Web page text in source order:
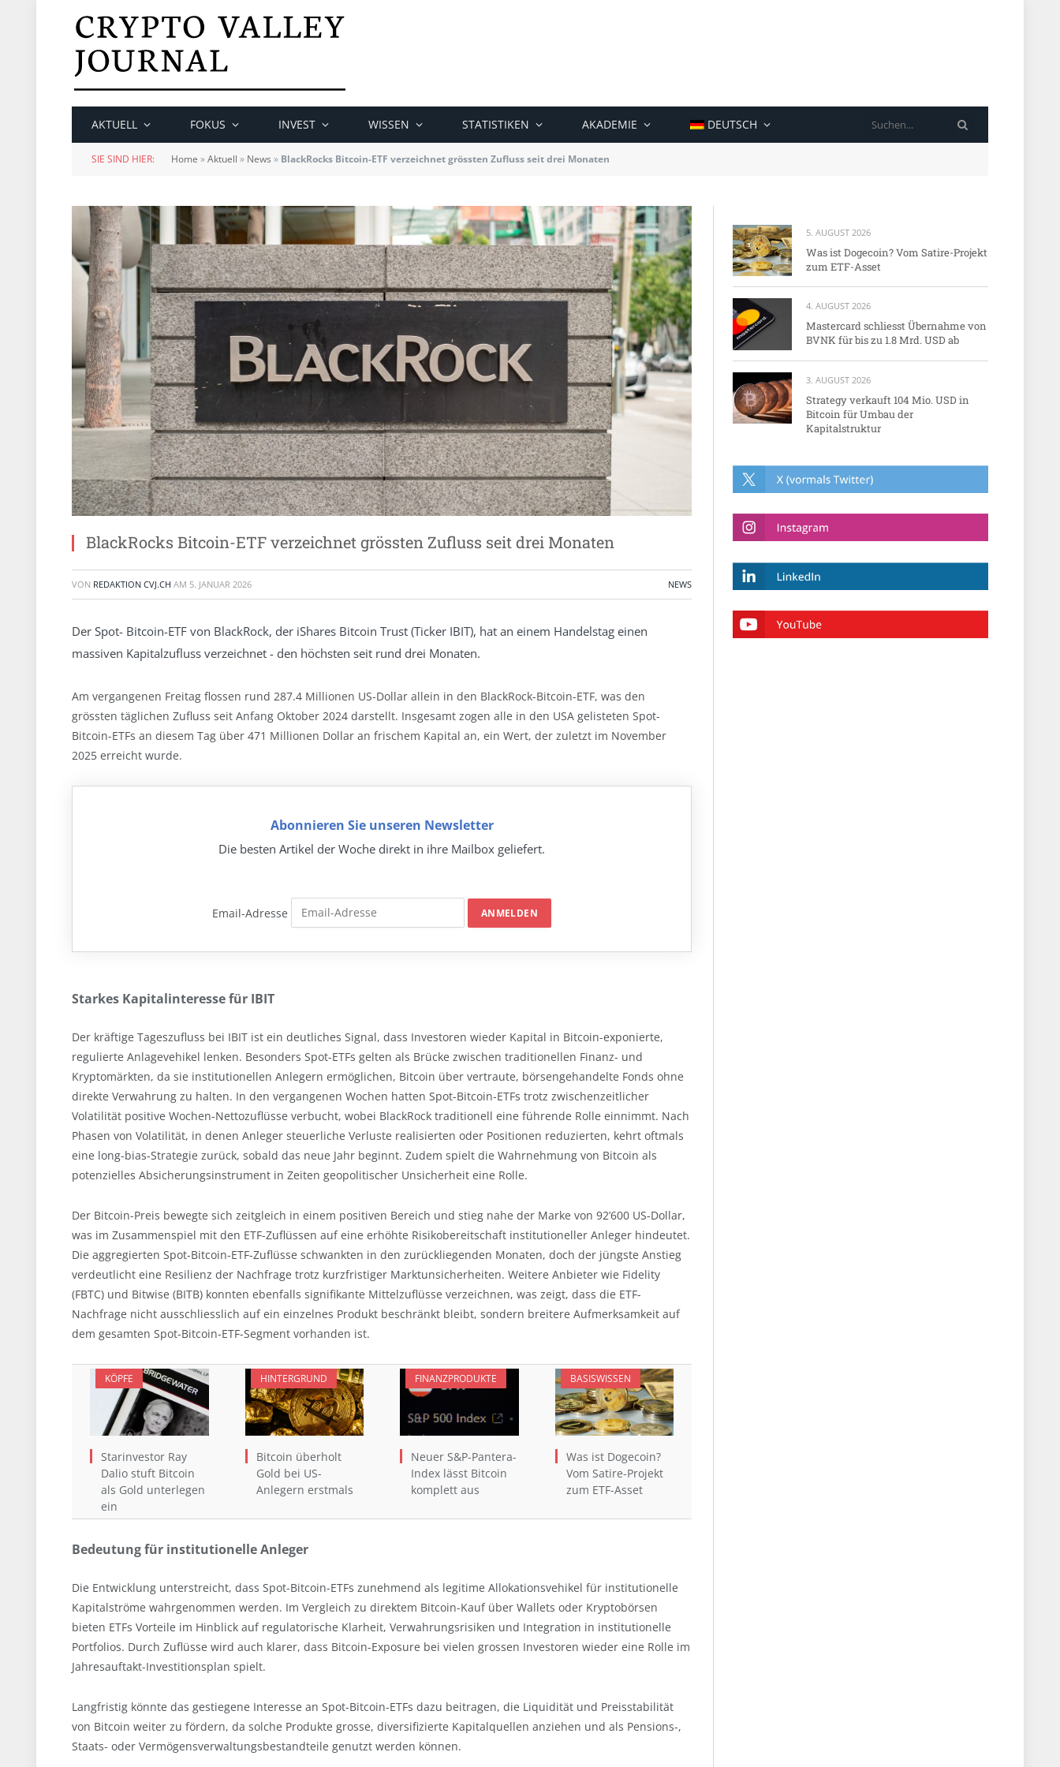
AKTUELL FOKUS INVEST WISSEN STATISTIKEN AKADEMIE DEUTSCH
SIE SIND HIER: Home »Aktuell » News » BlackRocks Bitcoin-ETF verzeichnet grössten Zufluss seit drei Monaten
BlackRocks Bitcoin-ETF verzeichnet grössten Zufluss seit drei Monaten
VON REDAKTION CVJ.CH AM 5. JANUAR 2026 NEWS
Der Spot- Bitcoin-ETF von BlackRock, der iShares Bitcoin Trust (Ticker IBIT), hat an einem Handelstag einen
massiven Kapitalzufluss verzeichnet - den höchsten seit rund drei Monaten.
Am vergangenen Freitag flossen rund 287.4 Millionen US-Dollar allein in den BlackRock-Bitcoin-ETF, was den
grössten täglichen Zufluss seit Anfang Oktober 2024 darstellt. Insgesamt zogen alle in den USA gelisteten Spot-
Bitcoin-ETFs an diesem Tag über 471 Millionen Dollar an frischem Kapital an, ein Wert, der zuletzt im November
2025 erreicht wurde.
Abonnieren Sie unseren Newsletter
Die besten Artikel der Woche direkt in ihre Mailbox geliefert.
Email-Adresse
Starkes Kapitalinteresse für IBIT
Der kräftige Tageszufluss bei IBIT ist ein deutliches Signal, dass Investoren wieder Kapital in Bitcoin-exponierte,
regulierte Anlagevehikel lenken. Besonders Spot-ETFs gelten als Brücke zwischen traditionellen Finanz- und
Kryptomärkten, da sie institutionellen Anlegern ermöglichen, Bitcoin über vertraute, börsengehandelte Fonds ohne
direkte Verwahrung zu halten. In den vergangenen Wochen hatten Spot-Bitcoin-ETFs trotz zwischenzeitlicher
Volatilität positive Wochen-Nettozuflüsse verbucht, wobei BlackRock traditionell eine führende Rolle einnimmt. Nach
Phasen von Volatilität, in denen Anleger steuerliche Verluste realisierten oder Positionen reduzierten, kehrt oftmals
eine long-bias-Strategie zurück, sobald das neue Jahr beginnt. Zudem spielt die Wahrnehmung von Bitcoin als
potenzielles Absicherungsinstrument in Zeiten geopolitischer Unsicherheit eine Rolle.
Der Bitcoin-Preis bewegte sich zeitgleich in einem positiven Bereich und stieg nahe der Marke von 92’600 US-Dollar,
was im Zusammenspiel mit den ETF-Zuflüssen auf eine erhöhte Risikobereitschaft institutioneller Anleger hindeutet.
Die aggregierten Spot-Bitcoin-ETF-Zuflüsse schwankten in den zurückliegenden Monaten, doch der jüngste Anstieg
verdeutlicht eine Resilienz der Nachfrage trotz kurzfristiger Marktunsicherheiten. Weitere Anbieter wie Fidelity
(FBTC) und Bitwise (BITB) konnten ebenfalls signifikante Mittelzuflüsse verzeichnen, was zeigt, dass die ETF-
Nachfrage nicht ausschliesslich auf ein einzelnes Produkt beschränkt bleibt, sondern breitere Aufmerksamkeit auf
dem gesamten Spot-Bitcoin-ETF-Segment vorhanden ist.
KÖPFE
Starinvestor Ray
Dalio stuft Bitcoin
als Gold unterlegen
ein
HINTERGRUND
Bitcoin überholt
Gold bei US-
Anlegern erstmals
FINANZPRODUKTE
Neuer S&P-Pantera-
Index lässt Bitcoin
komplett aus
BASISWISSEN
Was ist Dogecoin?
Vom Satire-Projekt
zum ETF-Asset
Bedeutung für institutionelle Anleger
Die Entwicklung unterstreicht, dass Spot-Bitcoin-ETFs zunehmend als legitime Allokationsvehikel für institutionelle
Kapitalströme wahrgenommen werden. Im Vergleich zu direktem Bitcoin-Kauf über Wallets oder Kryptobörsen
bieten ETFs Vorteile im Hinblick auf regulatorische Klarheit, Verwahrungsrisiken und Integration in institutionelle
Portfolios. Durch Zuflüsse wird auch klarer, dass Bitcoin-Exposure bei vielen grossen Investoren wieder eine Rolle im
Jahresauftakt-Investitionsplan spielt.
Langfristig könnte das gestiegene Interesse an Spot-Bitcoin-ETFs dazu beitragen, die Liquidität und Preisstabilität
von Bitcoin weiter zu fördern, da solche Produkte grosse, diversifizierte Kapitalquellen anziehen und als Pensions-,
Staats- oder Vermögensverwaltungsbestandteile genutzt werden können.
5. AUGUST 2026
Was ist Dogecoin? Vom Satire-Projekt
zum ETF-Asset
4. AUGUST 2026
Mastercard schliesst Übernahme von
BVNK für bis zu 1.8 Mrd. USD ab
3. AUGUST 2026
Strategy verkauft 104 Mio. USD in
Bitcoin für Umbau der
Kapitalstruktur